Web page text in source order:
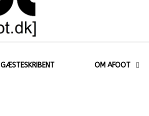
GÆSTESKRIBENT OM AFOOT